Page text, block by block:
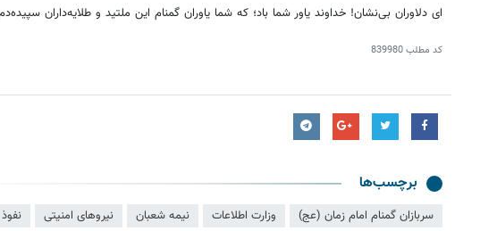
ای دلاوران بی‌نشان! خداوند یاور شما باد؛ که شما یاوران گمنام این ملتید و طلایه‌داران
کد مطلب839980
برچسب‌ها
سربازان گمنام امام زمان (عج) وزارت اطلاعات نیمه شعبان نیروهای امنیتی نفوذ